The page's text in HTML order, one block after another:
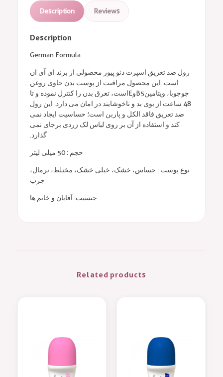
Description Reviews
Description
German Formula
رول ضد تعریق اسپرت دئو پیور محصولی از برند ای آی ان
است. این محصول مراقبت از پوست بدن حاوی روغن
جوجوبا، ویتامینB5وEاست، تعرق بدن را کنترل نموده و تا
48 ساعت از بوی بد و ناخوشایند در امان می دارد. این رول
ضد تعریق فاقد الکل و پاربن است؛ حساسیت ایجاد نمی
کند و استفاده از آن بر روی لباس لک زردی برجای نمی
گذارد.
حجم : 50 میلی لیتر
نوع پوست : حساس، خشک، خیلی خشک، مختلط، نرمال،
چرب
جنسیت: آقایان و خانم ها
Related products